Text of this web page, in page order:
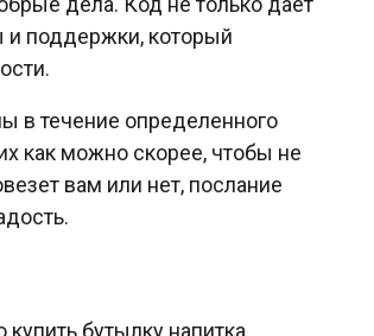
и поддержки, который
в течение определенного
как можно скорее, чтобы не
вам или нет, послание
бутылку напитка